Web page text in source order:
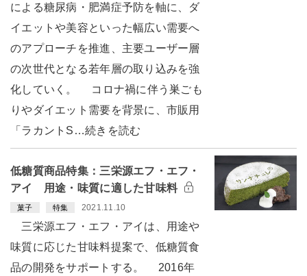
による糖尿病・肥満症予防を軸に、ダ
イエットや美容といった幅広い需要へ
のアプローチを推進、主要ユーザー層
の次世代となる若年層の取り込みを強
化していく。 コロナ禍に伴う巣ごも
りやダイエット需要を背景に、市販用
「ラカントS…続きを読む
低糖質商品特集：三栄源エフ・エフ・
アイ 用途・味質に適した甘味料
菓子 特集 2021.11.10
三栄源エフ・エフ・アイは、用途や
味質に応じた甘味料提案で、低糖質食
品の開発をサポートする。 2016年